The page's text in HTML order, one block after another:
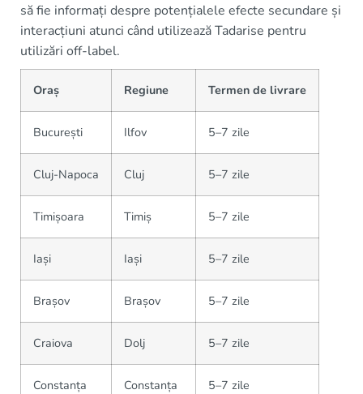
să fie informați despre potențialele efecte secundare și
interacțiuni atunci când utilizează Tadarise pentru
utilizări off-label.
Oraș Regiune Termen de livrare
București Ilfov 5–7 zile
Cluj-Napoca Cluj 5–7 zile
Timișoara Timiș 5–7 zile
Iași Iași 5–7 zile
Brașov Brașov 5–7 zile
Craiova Dolj 5–7 zile
Constanța Constanța 5–7 zile